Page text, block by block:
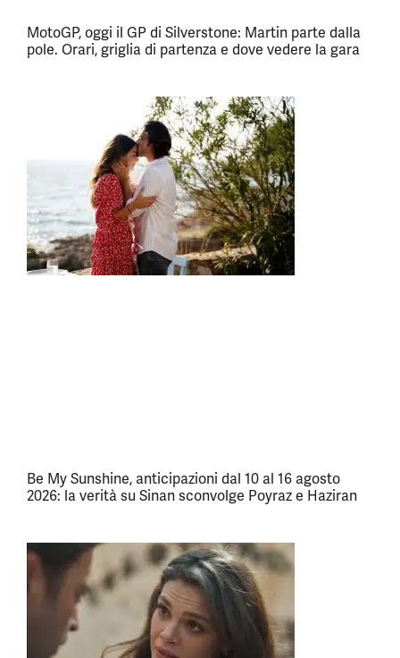
MotoGP, oggi il GP di Silverstone: Martin parte dalla
pole. Orari, griglia di partenza e dove vedere la gara
Be My Sunshine, anticipazioni dal 10 al 16 agosto
2026: la verità su Sinan sconvolge Poyraz e Haziran